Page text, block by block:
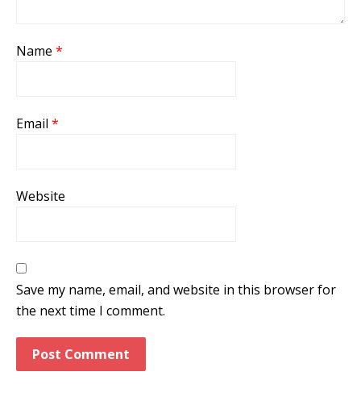
Name *
Email *
Website
Save my name, email, and website in this browser for
the next time I comment.